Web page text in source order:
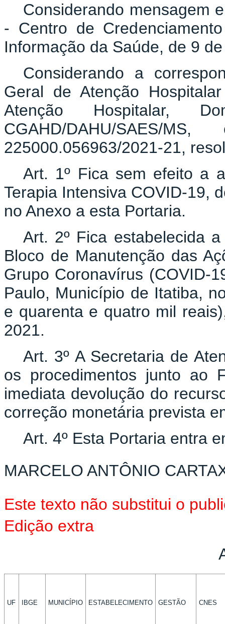
Considerando mensagem
- Centro de
Informação da Saúde, de 9
Considerando a
Geral de Atenção
Atenção Hospitalar,
CGAHD/DAHU/SAES/
225000.056963/2021-21,
Art. 1º Fica sem efeito a
Terapia Intensiva COVID-19,
no Anexo a esta Portaria.
Art. 2º Fica estabelecida
Bloco de Manutenção das
Grupo Coronavírus (COVID-
Paulo, Município de Itatiba,
e quarenta e quatro mil
2021.
Art. 3º A Secretaria de
os procedimentos junto ao
imediata devolução do
correção monetária prevista
Art. 4º Esta Portaria entra
MARCELO ANTÔNIO
Este texto não substitui o
Edição extra
UF IBGE MUNICÍPIO ESTABELECIMENTO GESTÃO CNES